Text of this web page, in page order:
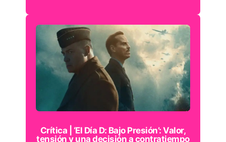
Crítica | ‘El Día D: Bajo Presión’: Valor,
tensión y una decisión a contratiempo